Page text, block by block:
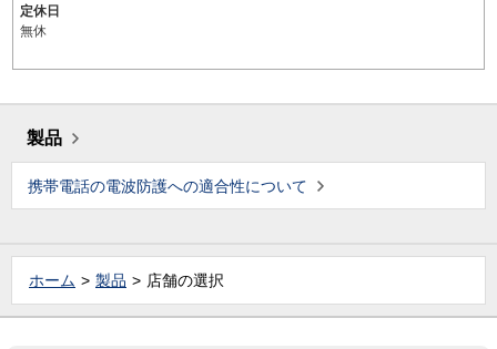
定休日
無休
製品
携帯電話の電波防護への適合性について
ホーム 製品 店舗の選択